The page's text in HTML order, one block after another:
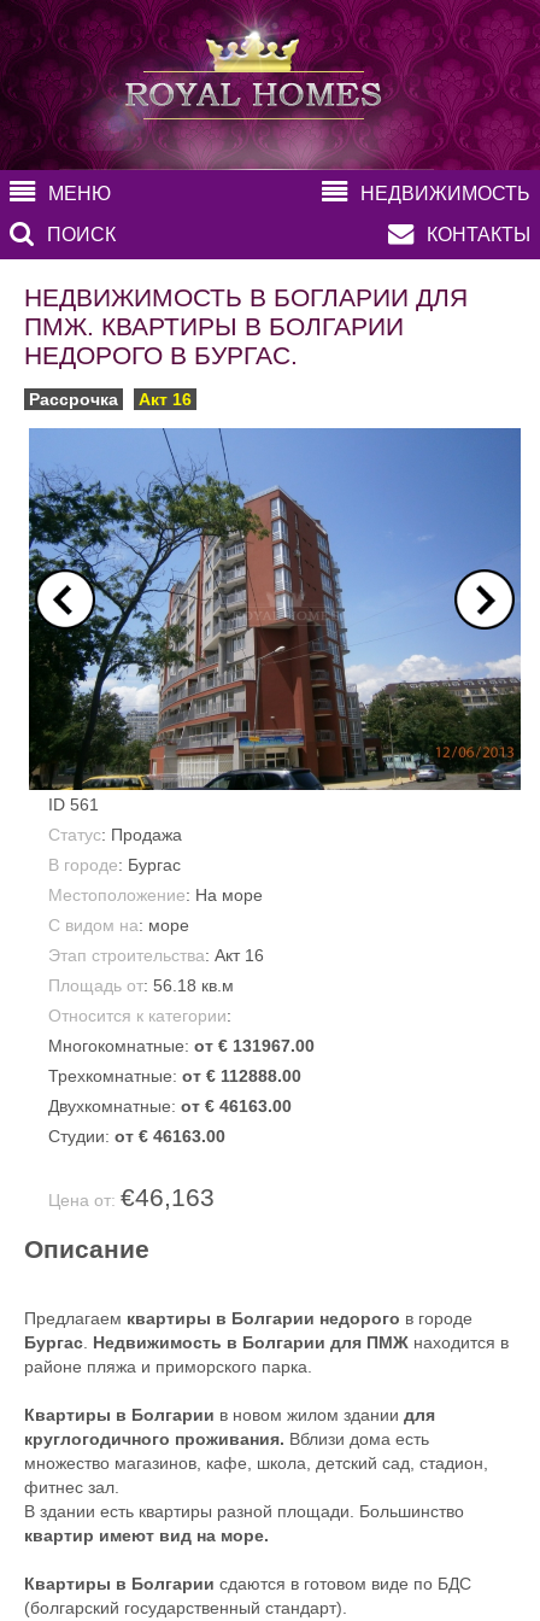
МЕНЮ
НЕДВИЖИМОСТЬ
ПОИСК
КОНТАКТЫ
НЕДВИЖИМОСТЬ В БОГЛАРИИ ДЛЯ
ПМЖ. КВАРТИРЫ В БОЛГАРИИ
НЕДОРОГО В БУРГАС.
Рассрочка Акт 16
ID 561
Статус: Продажа
В городе: Бургас
Местоположение: На море
С видом на: море
Этап строительства: Акт 16
Площадь от: 56.18 кв.м
Относится к категории:
Многокомнатные: от € 131967.00
Трехкомнатные: от € 112888.00
Двухкомнатные: от € 46163.00
Студии: от € 46163.00
Цена от: €46,163
Описание
Предлагаем квартиры в Болгарии недорого в городе
Бургас. Недвижимость в Болгарии для ПМЖ находится в
районе пляжа и приморского парка.
Квартиры в Болгарии в новом жилом здании для
круглогодичного проживания. Вблизи дома есть
множество магазинов, кафе, школа, детский сад, стадион,
фитнес зал.
В здании есть квартиры разной площади. Большинство
квартир имеют вид на море.
Квартиры в Болгарии сдаются в готовом виде по БДС
(болгарский государственный стандарт).